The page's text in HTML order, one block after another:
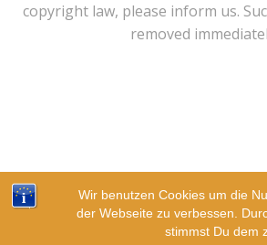
Wir benutzen Cookies um die
der Webseite zu verbessen.
stimmst Du dem
copyright law, please inform us.
removed
Heilerseminare und Spirituelle
for free using WordPress